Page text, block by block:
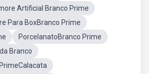
Artificial Branco Prime
Para BoxBranco Prime
PorcelanatoBranco Prime
Branco